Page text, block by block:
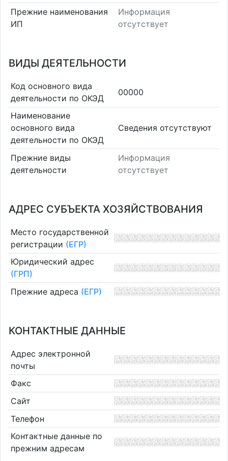
Прежние наименования
ИП
Информация
отсутствует
ВИДЫ ДЕЯТЕЛЬНОСТИ
Код основного вида
деятельности по ОКЭД
00000
Наименование
основного вида
деятельности по ОКЭД
Cведения отсутствуют
Прежние виды
деятельности
Информация
отсутствует
АДРЕС СУБЪЕКТА ХОЗЯЙСТВОВАНИЯ
Место государственной
регистрации (ЕГР)
Юридический адрес
(ГРП)
Прежние адреса (ЕГР)
КОНТАКТНЫЕ ДАННЫЕ
Адрес электронной
почты
Факс
Сайт
Телефон
Контактные данные по
прежним адресам